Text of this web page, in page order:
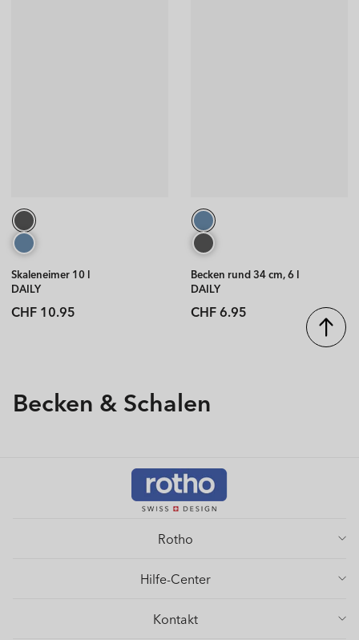
Skaleneimer 10 l
DAILY
Normaler
CHF 10.95
Becken rund 34 cm, 6 l
DAILY
Normaler
CHF 6.95
Kategorie:
Becken & Schalen
Rotho
Hilfe-Center
Kontakt